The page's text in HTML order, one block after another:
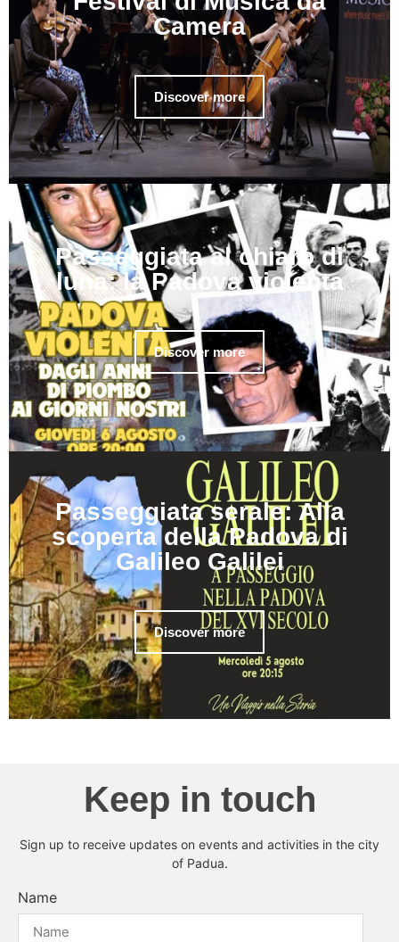
Camera
Discover more
Passeggiata al chiaro di
luna: la Padova violenta
Discover more
Passeggiata serale: Alla
scoperta della Padova di
Galileo Galilei
Discover more
Keep in touch
Sign up to receive updates on events and activities in the city
of Padua.
Name